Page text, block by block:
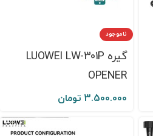
ناموجود
گیره LUOWEI LW-301P
OPENER
3.500.000 تومان